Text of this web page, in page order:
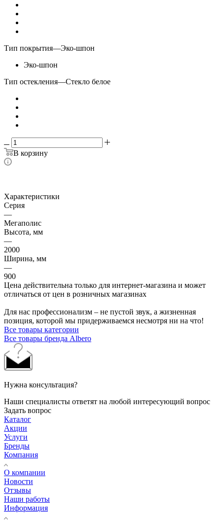
Тип покрытия—Эко-шпон
Эко-шпон
Тип остекления—Стекло белое
В корзину
Характеристики
Серия
—
Мегаполис
Высота, мм
—
2000
Ширина, мм
—
900
Цена действительна только для интернет-магазина и может
отличаться от цен в розничных магазинах
Для нас профессионализм – не пустой звук, а жизненная
позиция, которой мы придерживаемся несмотря ни на что!
Все товары категории
Все товары бренда Albero
Нужна консультация?
Наши специалисты ответят на любой интересующий вопрос
Задать вопрос
Каталог
Акции
Услуги
Бренды
Компания
О компании
Новости
Отзывы
Наши работы
Информация